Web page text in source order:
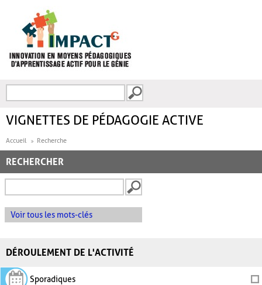
FORMULAIRE DE
VIGNETTES DE PÉDAGOGIE ACTIVE
Accueil Recherche
RECHERCHER
Voir tous les mots-clés
DÉROULEMENT DE L'ACTIVITÉ
Sporadiques